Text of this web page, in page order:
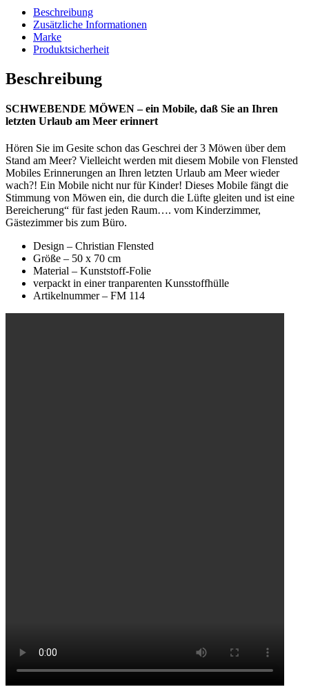
Beschreibung
Zusätzliche Informationen
Marke
Produktsicherheit
Beschreibung
SCHWEBENDE MÖWEN – ein Mobile, daß Sie an Ihren
letzten Urlaub am Meer erinnert
Hören Sie im Gesite schon das Geschrei der 3 Möwen über dem
Stand am Meer? Vielleicht werden mit diesem Mobile von Flensted
Mobiles Erinnerungen an Ihren letzten Urlaub am Meer wieder
wach?! Ein Mobile nicht nur für Kinder! Dieses Mobile fängt die
Stimmung von Möwen ein, die durch die Lüfte gleiten und ist eine
Bereicherung“ für fast jeden Raum…. vom Kinderzimmer,
Gästezimmer bis zum Büro.
Design – Christian Flensted
Größe – 50 x 70 cm
Material – Kunststoff-Folie
verpackt in einer tranparenten Kunsstoffhülle
Artikelnummer – FM 114